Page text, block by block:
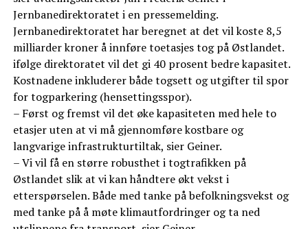
Jernbanedirektoratet i en pressemelding.
Jernbanedirektoratet har beregnet at det vil koste 8,5
milliarder kroner å innføre toetasjes tog på Østlandet.
ifølge direktoratet vil det gi 40 prosent bedre kapasitet.
Kostnadene inkluderer både togsett og utgifter til spor
for togparkering (hensettingsspor).
– Først og fremst vil det øke kapasiteten med hele to
etasjer uten at vi må gjennomføre kostbare og
langvarige infrastrukturtiltak, sier Geiner.
– Vi vil få en større robusthet i togtrafikken på
Østlandet slik at vi kan håndtere økt vekst i
etterspørselen. Både med tanke på befolkningsvekst og
med tanke på å møte klimautfordringer og ta ned